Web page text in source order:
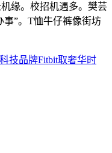
缘。校招机遇多。樊芸
事”。T恤牛仔裤像街坊
技品牌Fitbit取奢华时